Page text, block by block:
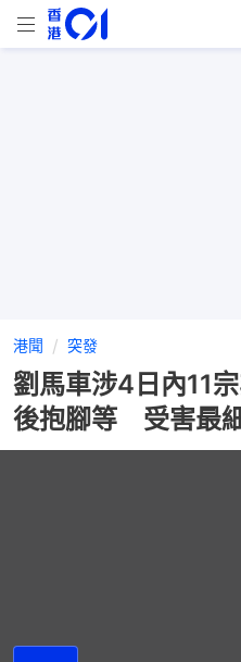
港聞 突發
劉馬車涉4日內11
後抱腳等 受害最